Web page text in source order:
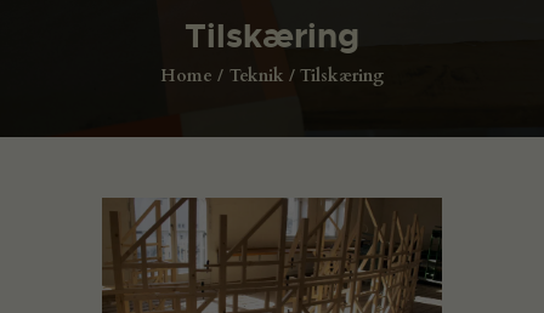
Tilskæring
Home Teknik Tilskæring
DET SKER
ANSØG
ENGLISH